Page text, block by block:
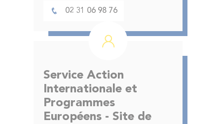
02 31 06 98 76
Service Action
Internationale et
Programmes
Européens - Site de